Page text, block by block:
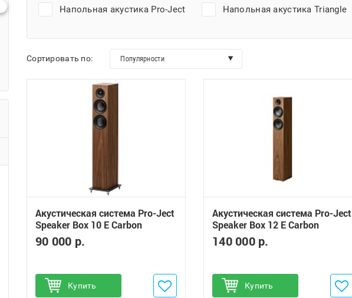
Напольная акустика Pro-Ject Напольная акустика Triangle
Сортировать по: Популярности
Акустическая система Pro-Ject
Speaker Box 10 E Carbon
90 000 р.
Купить
Добавить в избранное
Акустическая система Pro-Ject
Speaker Box 12 E Carbon
140 000 р.
Купить
Добавить в избранное